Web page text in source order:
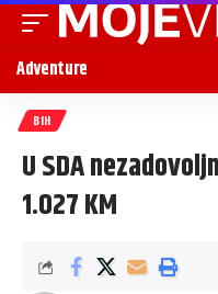
Adventure
BIH
U SDA
1.027 KM